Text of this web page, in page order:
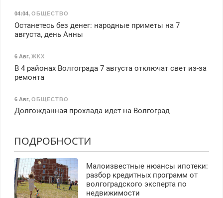
04:04, ОБЩЕСТВО
Останетесь без денег: народные приметы на 7
августа, день Анны
6 Авг, ЖКХ
В 4 районах Волгограда 7 августа отключат свет из-за
ремонта
6 Авг, ОБЩЕСТВО
Долгожданная прохлада идет на Волгоград
ПОДРОБНОСТИ
Малоизвестные нюансы ипотеки:
разбор кредитных программ от
волгоградского эксперта по
недвижимости